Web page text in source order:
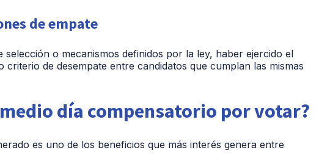
de empate
o mecanismos definidos por la ley, haber ejercido el
de desempate entre candidatos que cumplan las mismas
día compensatorio por votar?
es uno de los beneficios que más interés genera entre